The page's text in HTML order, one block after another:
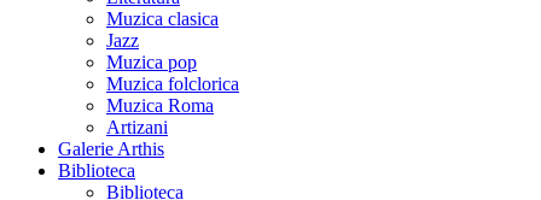
Muzica clasica
Jazz
Muzica pop
Muzica folclorica
Muzica Roma
Artizani
Galerie Arthis
Biblioteca
Biblioteca